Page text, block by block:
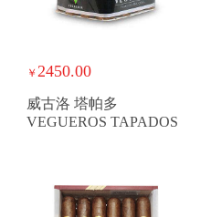
￥ 2450.00
威古洛 塔帕多
VEGUEROS TAPADOS